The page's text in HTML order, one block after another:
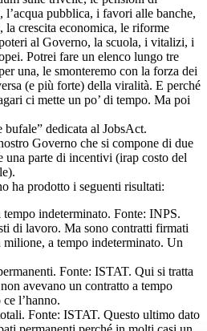
pubblica, i favori alle banche,
la crescita economica, le riforme
al Governo, la scuola, i vitalizi, i
Potrei fare un elenco lungo tre
una, le smonteremo con la forza dei
(e più forte) della viralità. E perché
ci mette un po’ di tempo. Ma poi
dedicata al JobsAct.
Governo che si compone di due
una parte di incentivi (irap costo del
ha prodotto i seguenti risultati:
indeterminato. Fonte: INPS.
di lavoro. Ma sono contratti firmati
a tempo indeterminato. Un
Fonte: ISTAT. Qui si tratta
avevano un contratto a tempo
l’hanno.
Fonte: ISTAT. Questo ultimo dato